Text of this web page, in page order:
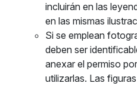
incluirán en las
en las mismas
Si se emplean
deben ser
anexar el permiso
utilizarlas. Las